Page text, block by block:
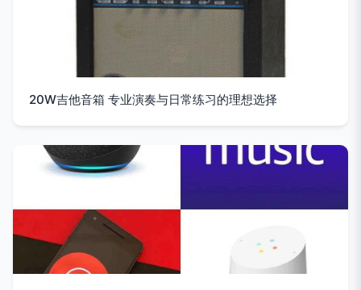
20W吉他音箱 专业演奏与日常练习的理想选择